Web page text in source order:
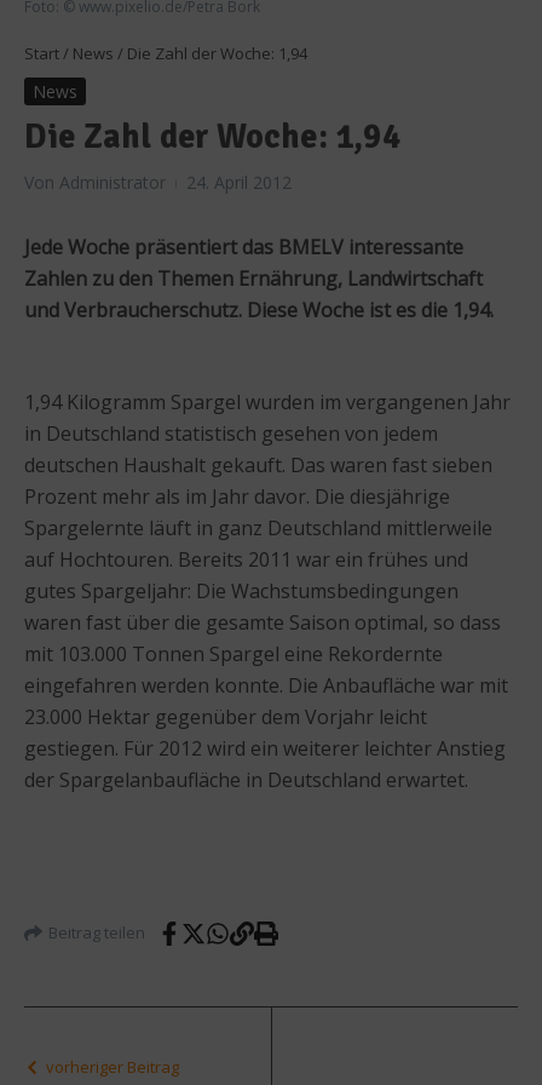
Foto: © www.pixelio.de/Petra Bork
Start / News / Die Zahl der Woche: 1,94
News
Die Zahl der Woche: 1,94
Von Administrator 24. April 2012
Jede Woche präsentiert das BMELV interessante
Zahlen zu den Themen Ernährung, Landwirtschaft
und Verbraucherschutz. Diese Woche ist es die 1,94.
1,94 Kilogramm Spargel wurden im vergangenen Jahr
in Deutschland statistisch gesehen von jedem
deutschen Haushalt gekauft. Das waren fast sieben
Prozent mehr als im Jahr davor. Die diesjährige
Spargelernte läuft in ganz Deutschland mittlerweile
auf Hochtouren. Bereits 2011 war ein frühes und
gutes Spargeljahr: Die Wachstumsbedingungen
waren fast über die gesamte Saison optimal, so dass
mit 103.000 Tonnen Spargel eine Rekordernte
eingefahren werden konnte. Die Anbaufläche war mit
23.000 Hektar gegenüber dem Vorjahr leicht
gestiegen. Für 2012 wird ein weiterer leichter Anstieg
der Spargelanbaufläche in Deutschland erwartet.
Beitrag teilen
vorheriger Beitrag